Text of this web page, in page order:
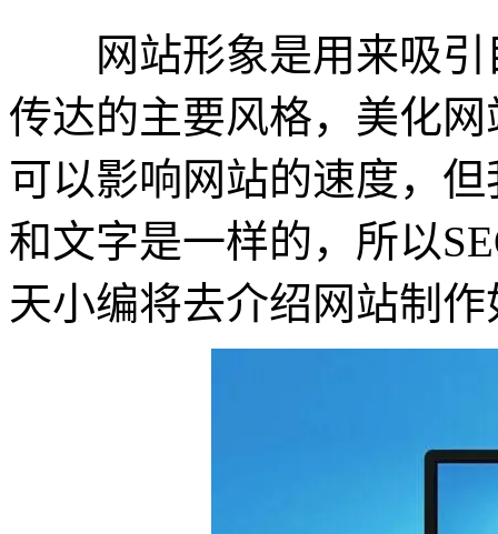
网站形象是用来吸引
传达的主要风格，美化
可以影响网站的速度，
和文字是一样的，所以
天小编将去介绍网站制